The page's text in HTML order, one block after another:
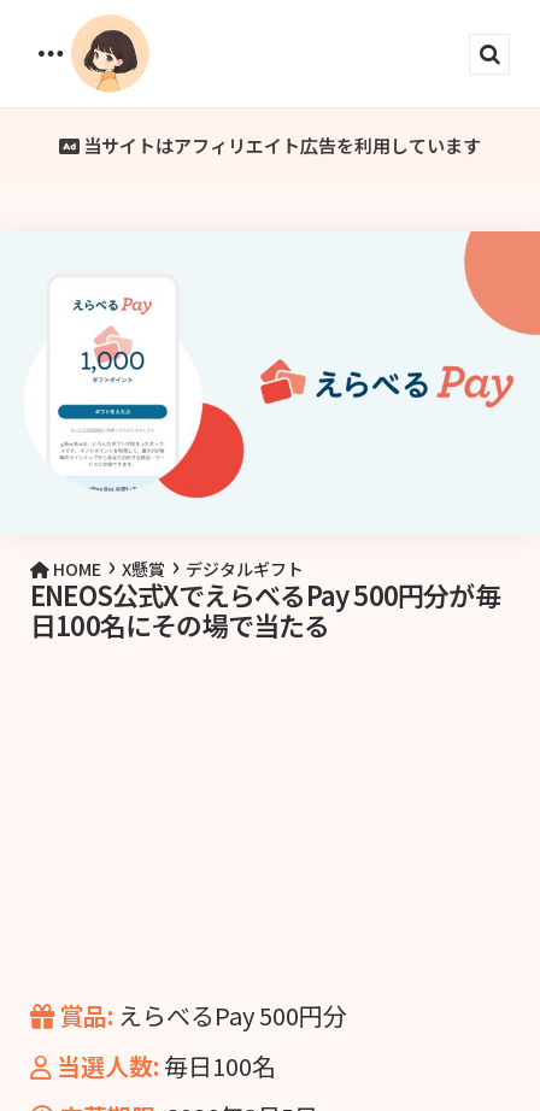
Menu
当サイトはアフィリエイト広告を利用しています
HOME › X懸賞 › デジタルギフト
ENEOS公式XでえらべるPay 500円分が毎
日100名にその場で当たる
賞品: えらべるPay 500円分
当選人数:毎日100名